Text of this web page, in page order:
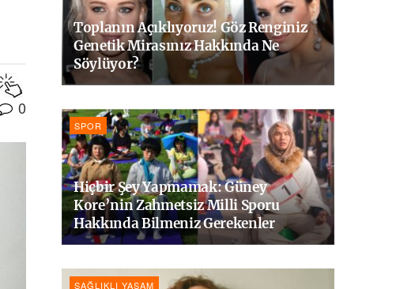
0
Toplanın Açıklıyoruz! Göz Renginiz
Genetik Mirasınız Hakkında Ne
Söylüyor?
SPOR
Hiçbir Şey Yapmamak: Güney
Kore’nin Zahmetsiz Milli Sporu
Hakkında Bilmeniz Gerekenler
SAĞLIKLI YAŞAM